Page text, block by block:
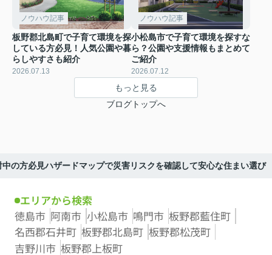
ノウハウ記事
板野郡北島町で子育て環境を探
している方必見！人気公園や暮
らしやすさも紹介
2026.07.13
ノウハウ記事
小松島市で子育て環境を探すな
ら？公園や支援情報もまとめて
ご紹介
2026.07.12
もっと見る
ブログトップへ
の方必見ハザードマップで災害リスクを確認して安心な住まい選び
エリアから検索
徳島市 阿南市 小松島市 鳴門市 板野郡藍住町
名西郡石井町 板野郡北島町 板野郡松茂町
吉野川市 板野郡上板町